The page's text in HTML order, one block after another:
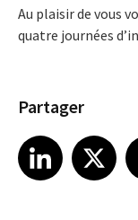
Au plaisir de vous
quatre journées
Partager
Share article on LinkedIn
LinkedIn
Share article on X